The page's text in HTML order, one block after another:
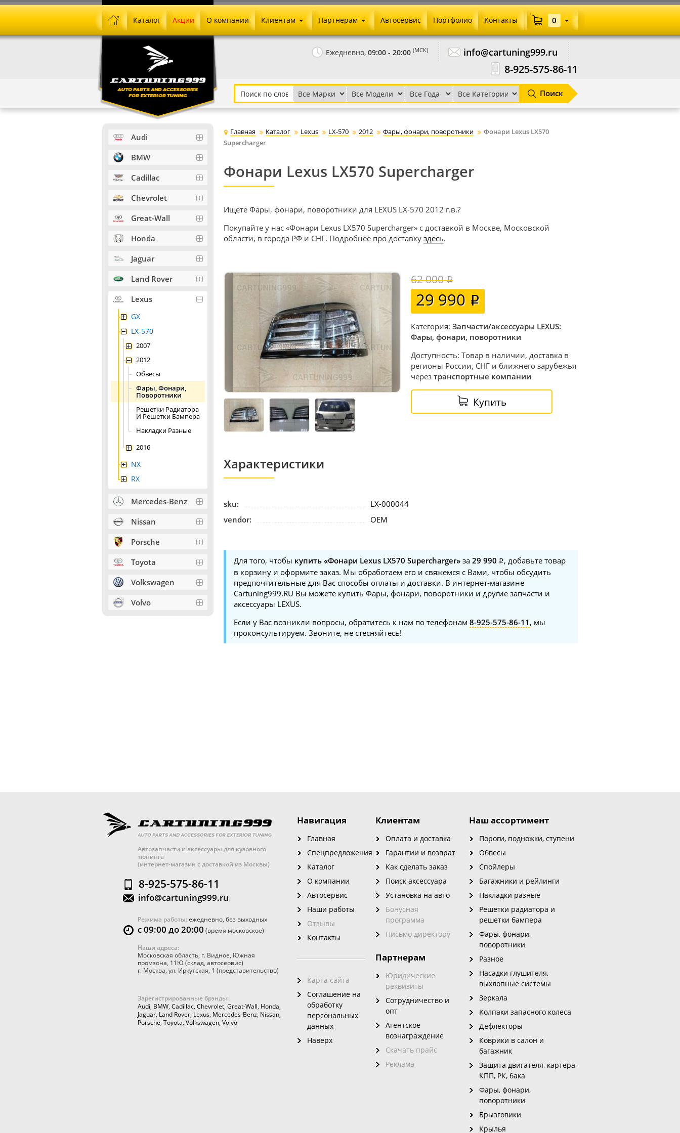
Ежедневно, 09:00 - 20:00 (МСК) info@cartuning999.ru
8-925-575-86-11
Поиск
Каталог Акции О компании Клиентам
Как сделать заказ
Установка на авто
Письмо директору
Партнерам
Агентское вознаграждение
Скачать прайс
Автосервис Портфолио Контакты 0
Главная Каталог Lexus LX-570 2012 Фары, фонари, поворотники
Фонари Lexus LX570
Supercharger
Фонари Lexus LX570 Supercharger
Ищете Фары, фонари, поворотники для LEXUS LX-570 2012 г.в.?
Покупайте у нас «Фонари Lexus LX570 Supercharger» с доставкой в Москве, Московской
области, в города РФ и СНГ. Подробнее про доставку здесь.
62 000
29 990
Категория: Запчасти/аксессуары LEXUS:
Фары, фонари, поворотники
Доступность: Товар в наличии, доставка в
регионы России, СНГ и ближнего зарубежья
через транспортные компании
Купить
Характеристики
sku:
LX-000044
vendor:
OEM
Для того, чтобы купить «Фонари Lexus LX570 Supercharger» за 29 990
, добавьте товар
в корзину и оформите заказ. Мы обработаем его и свяжемся с Вами, чтобы обсудить
предпочтительные для Вас способы оплаты и доставки. В интернет-магазине
Cartuning999.RU Вы можете купить Фары, фонари, поворотники и другие запчасти и
аксессуары LEXUS.
Если у Вас возникли вопросы, обратитесь к нам по телефонам 8-925-575-86-11 , мы
проконсультируем. Звоните, не стесняйтесь!
Audi
BMW
Cadillac
Chevrolet
Great-Wall
Honda
Jaguar
Land Rover
Lexus
GX
LX-570
2007
2012
Обвесы
Фары, Фонари,
Поворотники
Решетки Радиатора
И Решетки Бампера
Накладки Разные
2016
NX
RX
Mercedes-Benz
Nissan
Porsche
Toyota
Volkswagen
Volvo
Автозапчасти и аксессуары для кузовного
тюнинга
(интернет-магазин с доставкой из Москвы)
8-925-575-86-11
info@cartuning999.ru
Режима работы:ежедневно, без выходных
с 09:00 до 20:00 (время московское)
Наши адреса:
Московская область, г. Видное, Южная
промзона, 11Ю (склад, автосервис)
г. Москва, ул. Иркутская, 1 (представительство)
Зарегистрированные брэнды:
Audi, BMW, Cadillac, Chevrolet, Great-Wall, Honda,
Jaguar, Land Rover, Lexus, Mercedes-Benz, Nissan,
Porsche, Toyota, Volkswagen, Volvo
Наш ассортимент
Пороги, подножки, ступени
Обвесы
Спойлеры
Багажники и рейлинги
Накладки разные
Решетки радиатора и
решетки бампера
Фары, фонари,
поворотники
Разное
Насадки глушителя,
выхлопные системы
Зеркала
Колпаки запасного колеса
Дефлекторы
Коврики в салон и
багажник
Защита двигателя, картера,
КПП, РК, бака
Фары, фонари,
поворотники
Брызговики
Крылья
Навигация
Главная
Спецпредложения
Каталог
О компании
Автосервис
Наши работы
Отзывы
Контакты
Карта сайта
Соглашение на
обработку
персональных
данных
Наверх
Клиентам
Оплата и доставка
Гарантии и возврат
Как сделать заказ
Поиск аксессуара
Установка на авто
Бонусная
программа
Письмо директору
Партнерам
Юридические
реквизиты
Сотрудничество и
опт
Агентское
вознаграждение
Скачать прайс
Реклама